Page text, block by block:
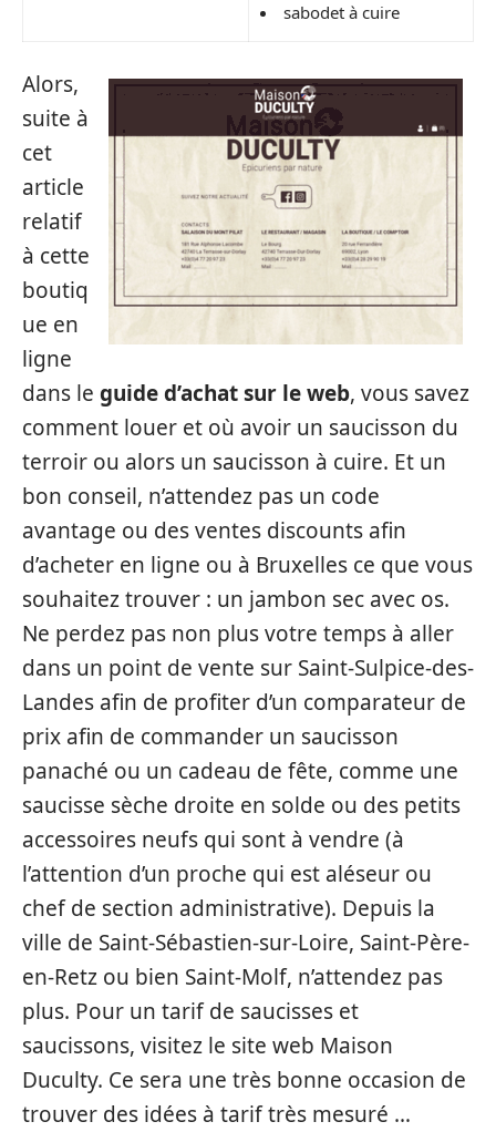
sabodet à cuire
Alors,
suite à
cet
article
relatif
à cette
boutiq
ue en
ligne
dans le guide d’achat sur le web, vous savez
comment louer et où avoir un saucisson du
terroir ou alors un saucisson à cuire. Et un
bon conseil, n’attendez pas un code
avantage ou des ventes discounts afin
d’acheter en ligne ou à Bruxelles ce que vous
souhaitez trouver : un jambon sec avec os.
Ne perdez pas non plus votre temps à aller
dans un point de vente sur Saint-Sulpice-des-
Landes afin de profiter d’un comparateur de
prix afin de commander un saucisson
panaché ou un cadeau de fête, comme une
saucisse sèche droite en solde ou des petits
accessoires neufs qui sont à vendre (à
l’attention d’un proche qui est aléseur ou
chef de section administrative). Depuis la
ville de Saint-Sébastien-sur-Loire, Saint-Père-
en-Retz ou bien Saint-Molf, n’attendez pas
plus. Pour un tarif de saucisses et
saucissons, visitez le site web Maison
Duculty. Ce sera une très bonne occasion de
trouver des idées à tarif très mesuré …